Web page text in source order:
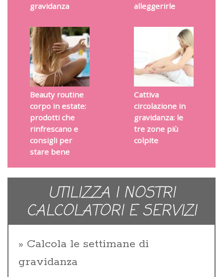
gravidanza
alleggerirle
Beauty routine
corpo in estate:
prodotti che
rinfrescano e
consigli per
stare bene
Cattiva
circolazione in
gravidanza: le
tre zone più
colpite
UTILIZZA I NOSTRI
CALCOLATORI E SERVIZI
Calcola le settimane di
gravidanza